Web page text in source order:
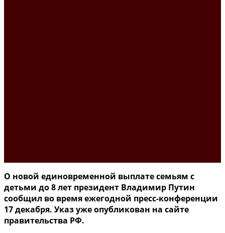
О новой единовременной выплате семьям с
детьми до 8 лет президент Владимир Путин
сообщил во время ежегодной пресс-конференции
17 декабря. Указ уже опубликован на сайте
правительства РФ.